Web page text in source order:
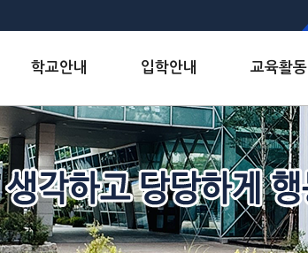
학교안내 입학안내 교육활동